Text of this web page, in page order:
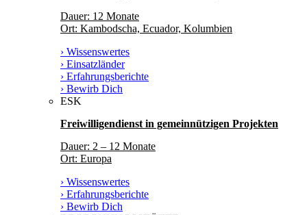
Dauer: 12 Monate
Ort: Kambodscha, Ecuador, Kolumbien
› Wissenswertes
› Einsatzländer
› Erfahrungsberichte
› Bewirb Dich
ESK
Freiwilligendienst in gemeinnützigen Projekten
Dauer: 2 – 12 Monate
Ort: Europa
› Wissenswertes
› Erfahrungsberichte
› Bewirb Dich